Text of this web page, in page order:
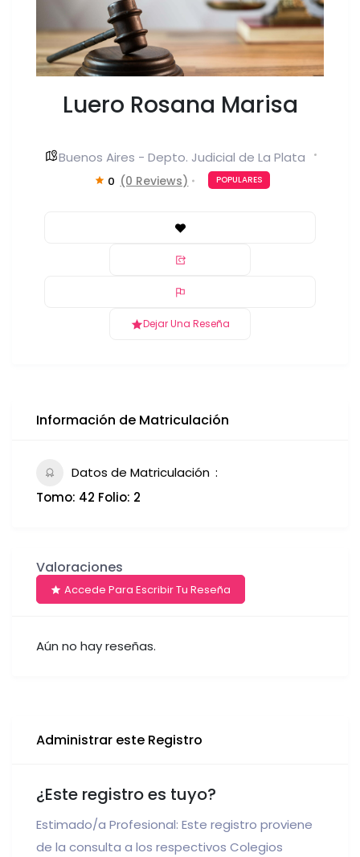
Luero Rosana Marisa
Buenos Aires - Depto. Judicial de La Plata
0 (0 Reviews) POPULARES
Dejar Una Reseña
Información de Matriculación
Datos de Matriculación
Tomo: 42 Folio: 2
Valoraciones
Accede Para Escribir Tu Reseña
Aún no hay reseñas.
Administrar este Registro
¿Este registro es tuyo?
Estimado/a Profesional: Este registro proviene
de la consulta a los respectivos Colegios